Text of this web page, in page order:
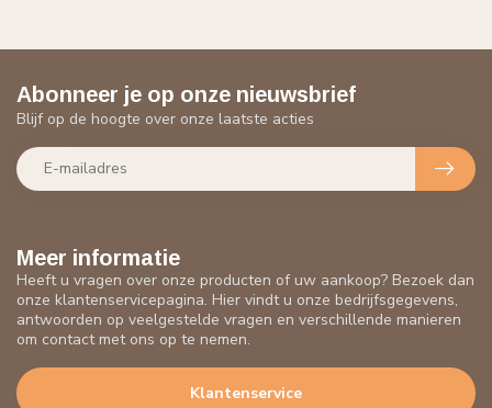
Meer informatie
Heeft u vragen over onze producten of uw aankoop? Bezoek dan
onze klantenservicepagina. Hier vindt u onze bedrijfsgegevens,
antwoorden op veelgestelde vragen en verschillende manieren
om contact met ons op te nemen.
Klantenservice
Abonneer je op onze nieuwsbrief
Blijf op de hoogte over onze laatste acties